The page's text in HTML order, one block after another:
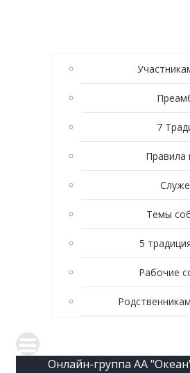
7
Правила
Темы
5
Рабочие
Онлайн-группа АА